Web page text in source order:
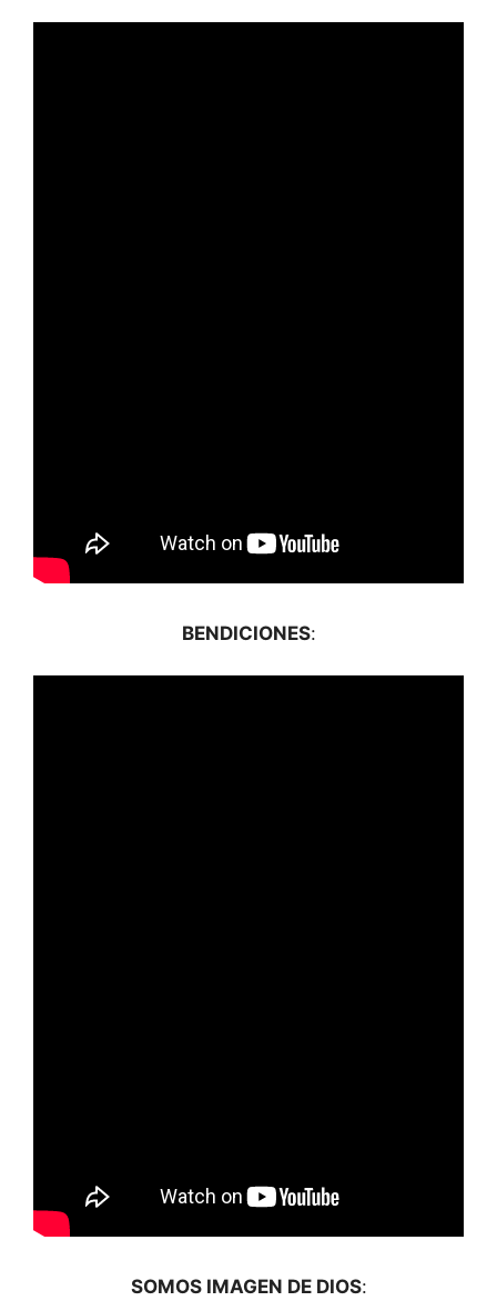
BENDICIONES:
SOMOS IMAGEN DE DIOS: